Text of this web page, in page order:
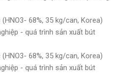
68%, 35 kg/can, Korea)
- quá trình sản xuất bút
68%, 35 kg/can, Korea)
- quá trình sản xuất bút